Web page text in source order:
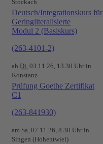
Stockach
Deutsch/Integrationskurs für
Geringliteralisierte
Modul 2 (Basiskurs)
(263-4101-2)
ab Di. 03.11.26, 13.30 Uhr in
Konstanz
Prüfung Goethe Zertifikat
C1
(263-841930)
am Sa. 07.11.26, 8.30 Uhr in
Singen (Hohentwiel)